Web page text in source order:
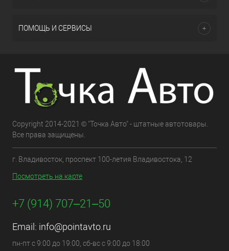
ПОМОЩЬ И СЕРВИСЫ
Copyright 2014-2021 © "Точка Авто" - штатные автотовары.
Все права защищены.
г. Владивосток, проспект 100-летия Владивостока, 12
Посмотреть на карте
+7 (914) 707‒21‒50
Email: info@pointavto.ru
пн-пт с 9:00 до 19:00, сб-вс с 9:00 до 18:00